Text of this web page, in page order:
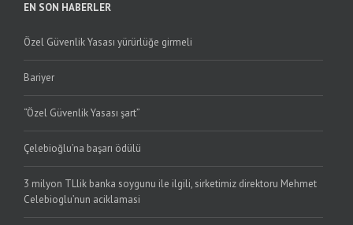
EN SON HABERLER
Özel Güvenlik Yasası yürürlüğe girmeli
Bariyer
“Özel Güvenlik Yasası şart”
Çelebioğlu’na başarı ödülü
3 milyon TLlik banka soygunu ile ilgili, sirketimiz direktoru Mehmet
Celebioglu’nun aciklamasi